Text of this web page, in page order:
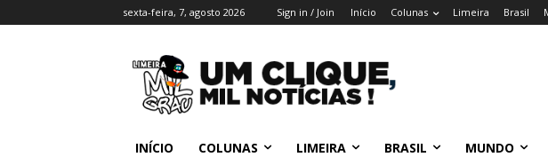
sexta-feira, 7, agosto 2026 Sign in / Join Início Colunas Limeira Brasil
INÍCIO COLUNAS LIMEIRA BRASIL MUNDO